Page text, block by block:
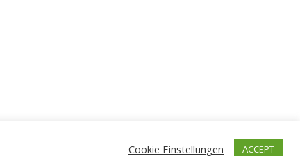
Cookie Einstellungen ACCEPT